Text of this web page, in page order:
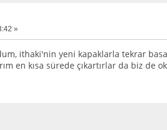
»
ithaki'nin yeni kapaklarla tekrar
en kısa sürede çıkartırlar da biz de